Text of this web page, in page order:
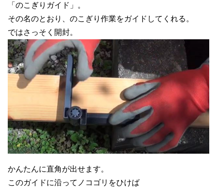
「のこぎりガイド」。
その名のとおり、のこぎり作業をガイドしてくれる。
ではさっそく開封。
かんたんに直角が出せます。
このガイドに沿ってノコゴリをひけば